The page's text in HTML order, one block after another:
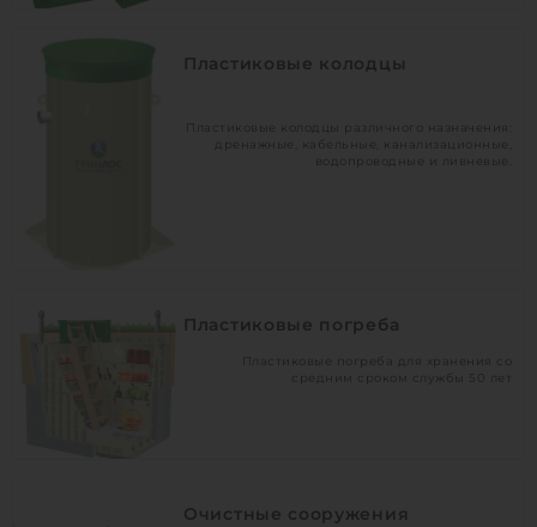
Пластиковые колодцы
Пластиковые колодцы различного назначения:
дренажные, кабельные, канализационные,
водопроводные и ливневые.
Пластиковые погреба
Пластиковые погреба для хранения со
средним сроком службы 50 лет
Очистные сооружения